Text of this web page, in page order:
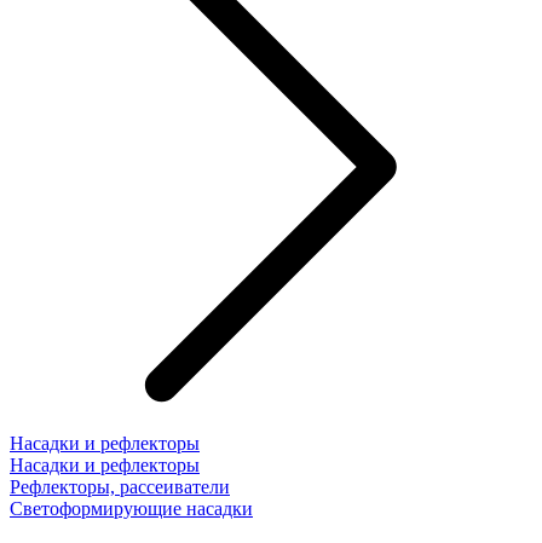
Насадки и рефлекторы
Насадки и рефлекторы
Рефлекторы, рассеиватели
Светоформирующие насадки